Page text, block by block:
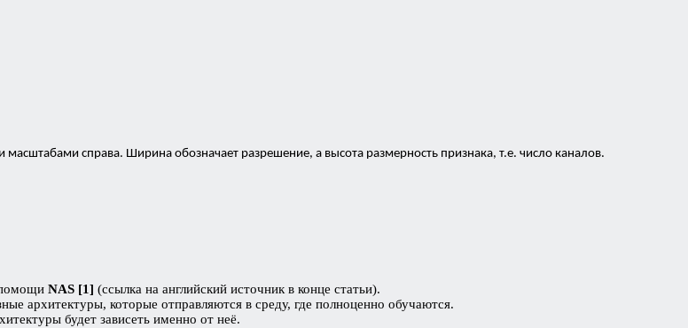
справа. Ширина обозначает разрешение, а высота размерность признака, т.е. число каналов.
NAS [1] (ссылка на английский источник в конце статьи).
архитектуры, которые отправляются в среду, где полноценно обучаются.
будет зависеть именно от неё.